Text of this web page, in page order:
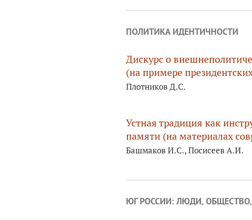
ПОЛИТИКА ИДЕНТИЧНОСТИ
Дискурс о
(на примере
Плотников Д.С.
Устная традиция как
памяти (на материалах
Башмаков И.С., Посисеев А.И.
ЮГ РОССИИ: ЛЮДИ,